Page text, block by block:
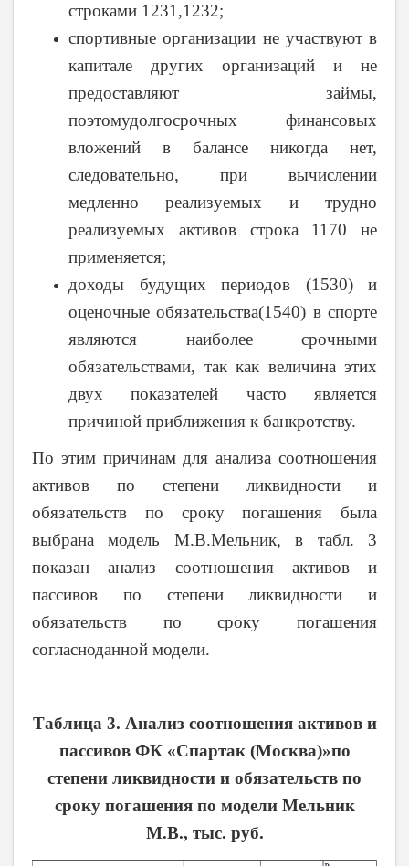
строками 1231,1232;
спортивные организации не участвуют в
капитале других организаций и не
предоставляют займы,
поэтомудолгосрочных финансовых
вложений в балансе никогда нет,
следовательно, при вычислении
медленно реализуемых и трудно
реализуемых активов строка 1170 не
применяется;
доходы будущих периодов (1530) и
оценочные обязательства(1540) в спорте
являются наиболее срочными
обязательствами, так как величина этих
двух показателей часто является
причиной приближения к банкротству.
По этим причинам для анализа соотношения
активов по степени ликвидности и
обязательств по сроку погашения была
выбрана модель М.В.Мельник, в табл. 3
показан анализ соотношения активов и
пассивов по степени ликвидности и
обязательств по сроку погашения
согласноданной модели.
Таблица 3. Анализ соотношения активов и
пассивов ФК «Спартак (Москва)»по
степени ликвидности и обязательств по
сроку погашения по модели Мельник
М.В., тыс. руб.